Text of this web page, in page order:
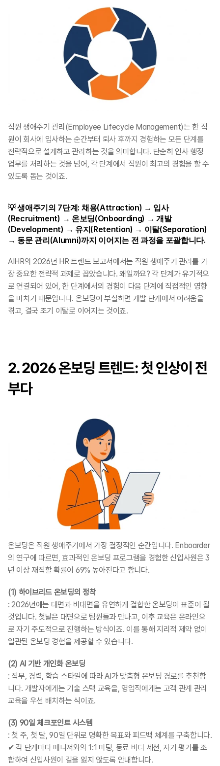
직원 생애주기 관리(Employee Lifecycle Management)는 한 직
원이 회사에 입사하는 순간부터 퇴사 후까지 경험하는 모든 단계를
전략적으로 설계하고 관리하는 것을 의미합니다. 단순히 인사 행정
업무를 처리하는 것을 넘어, 각 단계에서 직원이 최고의 경험을 할 수
있도록 돕는 것이죠.
💡 생애주기의 7단계: 채용(Attraction) → 입사
(Recruitment) → 온보딩(Onboarding) → 개발
(Development) → 유지(Retention) → 이탈(Separation)
→ 동문 관리(Alumni)까지 이어지는 전 과정을 포괄합니다.
AIHR의 2026년 HR 트렌드 보고서에서는 직원 생애주기 관리를 가
장 중요한 전략적 과제로 꼽았습니다. 왜일까요? 각 단계가 유기적으
로 연결되어 있어, 한 단계에서의 경험이 다음 단계에 직접적인 영향
을 미치기 때문입니다. 온보딩이 부실하면 개발 단계에서 어려움을
겪고, 결국 조기 이탈로 이어지는 것이죠.
2. 2026 온보딩 트렌드: 첫 인상이 전
부다
온보딩은 직원 생애주기에서 가장 결정적인 순간입니다. Enboarder
의 연구에 따르면, 효과적인 온보딩 프로그램을 경험한 신입사원은 3
년 이상 재직할 확률이 69% 높아진다고 합니다.
(1) 하이브리드 온보딩의 정착
: 2026년에는 대면과 비대면을 유연하게 결합한 온보딩이 표준이 될
것입니다. 첫날은 대면으로 팀원들과 만나고, 이후 교육은 온라인으
로 자기 주도적으로 진행하는 방식이죠. 이를 통해 지리적 제약 없이
일관된 온보딩 경험을 제공할 수 있습니다.
(2) AI 기반 개인화 온보딩
: 직무, 경력, 학습 스타일에 따라 AI가 맞춤형 온보딩 경로를 추천합
니다. 개발자에게는 기술 스택 교육을, 영업직에게는 고객 관계 관리
교육을 우선 배치하는 식이죠.
(3) 90일 체크포인트 시스템
: 첫 주, 첫 달, 90일 단위로 명확한 목표와 피드백 체계를 구축합니다.
✔ 각 단계마다 매니저와의 1:1 미팅, 동료 버디 세션, 자기 평가를 조
합하여 신입사원이 길을 잃지 않도록 안내합니다.